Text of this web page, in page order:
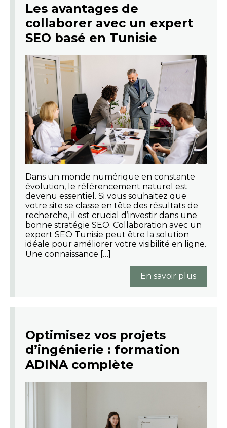
Les avantages de
collaborer avec un expert
SEO basé en Tunisie
Dans un monde numérique en constante
évolution, le référencement naturel est
devenu essentiel. Si vous souhaitez que
votre site se classe en tête des résultats de
recherche, il est crucial d’investir dans une
bonne stratégie SEO. Collaboration avec un
expert SEO Tunisie peut être la solution
idéale pour améliorer votre visibilité en ligne.
Une connaissance […]
En savoir plus
Optimisez vos projets
d’ingénierie : formation
ADINA complète